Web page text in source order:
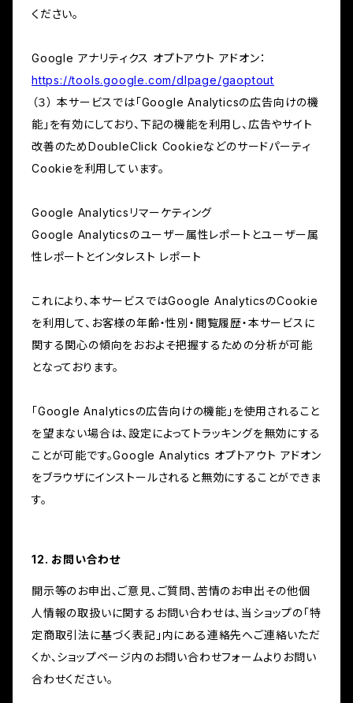
ください。
Google アナリティクス オプトアウト アドオン：
https://tools.google.com/dlpage/gaoptout
（３） 本サービスでは「Google Analyticsの広告向けの機
能」を有効にしており、下記の機能を利用し、広告やサイト
改善のためDoubleClick Cookieなどのサードパーティ
Cookieを利用しています。
Google Analyticsリマーケティング
Google Analyticsのユーザー属性レポートとユーザー属
性レポートとインタレスト レポート
これにより、本サービスではGoogle AnalyticsのCookie
を利用して、お客様の年齢・性別・閲覧履歴・本サービスに
関する関心の傾向をおおよそ把握するための分析が可能
となっております。
「Google Analyticsの広告向けの機能」を使用されること
を望まない場合は、設定によってトラッキングを無効にする
ことが可能です。Google Analytics オプトアウト アドオン
をブラウザにインストールされると無効にすることができま
す。
12. お問い合わせ
開示等のお申出、ご意見、ご質問、苦情のお申出その他個
人情報の取扱いに関するお問い合わせは、当ショップの「特
定商取引法に基づく表記」内にある連絡先へご連絡いただ
くか、ショップページ内のお問い合わせフォームよりお問い
合わせください。